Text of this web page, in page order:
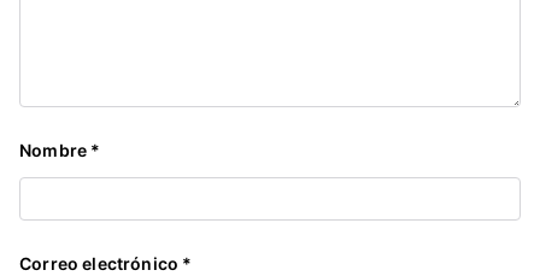
Nombre *
Correo electrónico *